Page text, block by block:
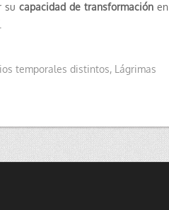
su capacidad de transformaciónen
temporales distintos, Lágrimas